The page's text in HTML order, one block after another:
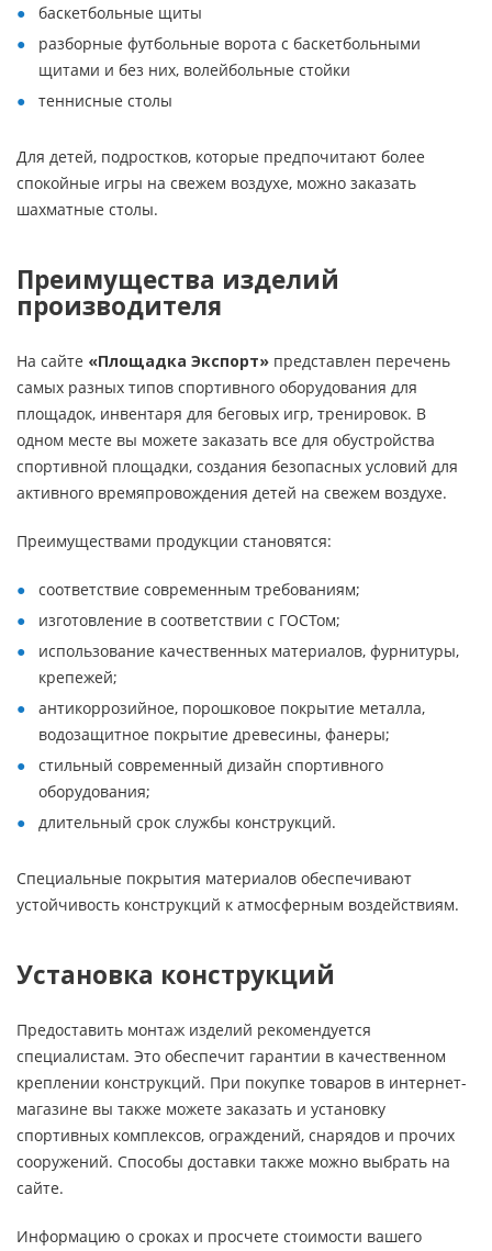
баскетбольные щиты
разборные футбольные ворота с баскетбольными
щитами и без них, волейбольные стойки
теннисные столы
Для детей, подростков, которые предпочитают более
спокойные игры на свежем воздухе, можно заказать
шахматные столы.
Преимущества изделий
производителя
На сайте «Площадка Экспорт» представлен перечень
самых разных типов спортивного оборудования для
площадок, инвентаря для беговых игр, тренировок. В
одном месте вы можете заказать все для обустройства
спортивной площадки, создания безопасных условий для
активного времяпровождения детей на свежем воздухе.
Преимуществами продукции становятся:
соответствие современным требованиям;
изготовление в соответствии с ГОСТом;
использование качественных материалов, фурнитуры,
крепежей;
антикоррозийное, порошковое покрытие металла,
водозащитное покрытие древесины, фанеры;
стильный современный дизайн спортивного
оборудования;
длительный срок службы конструкций.
Специальные покрытия материалов обеспечивают
устойчивость конструкций к атмосферным воздействиям.
Установка конструкций
Предоставить монтаж изделий рекомендуется
специалистам. Это обеспечит гарантии в качественном
креплении конструкций. При покупке товаров в интернет-
магазине вы также можете заказать и установку
спортивных комплексов, ограждений, снарядов и прочих
сооружений. Способы доставки также можно выбрать на
сайте.
Информацию о сроках и просчете стоимости вашего